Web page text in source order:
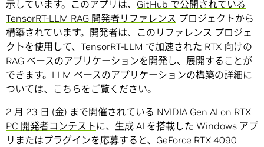
示しています。このアプリは、 GitHub で公開されている
TensorRT-LLM RAG 開発者リファレンス プロジェクトから
構築されています。開発者は、このリファレンス プロジェ
クトを使用して、TensorRT-LLM で加速された RTX 向けの
RAG ベースのアプリケーションを開発し、展開することが
できます。LLM ベースのアプリケーションの構築の詳細に
ついては、 こちらをご覧ください。
2 月 23 日 (金) まで開催されている NVIDIA Gen AI on RTX
PC 開発者コンテスト に、生成 AI を搭載した Windows アプ
リまたはプラグインを応募すると、GeForce RTX 4090